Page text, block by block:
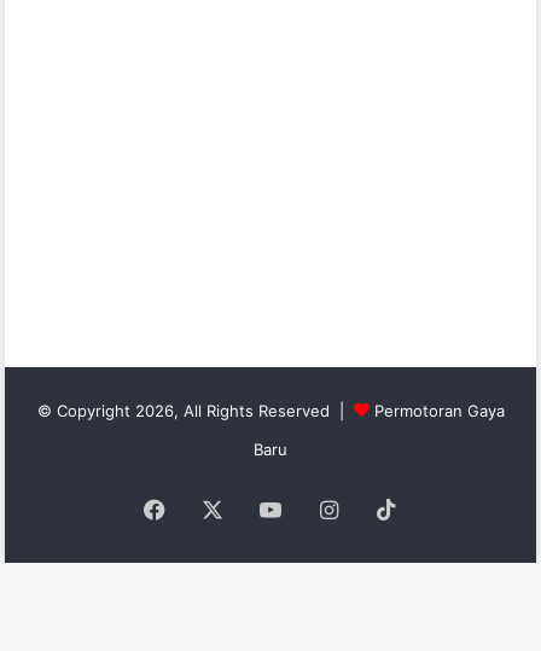
© Copyright 2026, All Rights Reserved |
Permotoran Gaya
Baru
Facebook YouTubeInstagram